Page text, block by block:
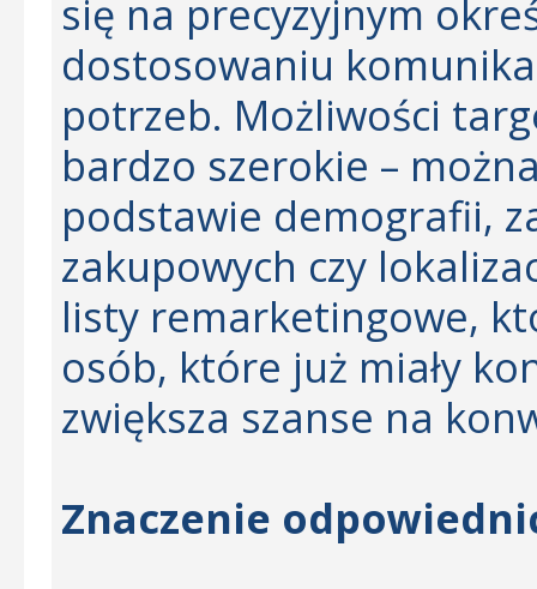
się na precyzyjnym
dostosowaniu
potrzeb. Możliwości
bardzo szerokie –
podstawie demografii,
zakupowych czy
listy remarketingowe,
osób, które już miały
zwiększa szanse na
Znaczenie